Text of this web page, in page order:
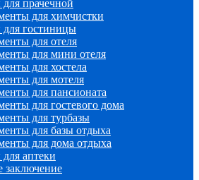
прачечной
для химчистки
гостиницы
для отеля
для мини отеля
для хостела
для мотеля
для пансионата
для гостевого дома
для турбазы
для базы отдыха
для дома отдыха
аптеки
заключение